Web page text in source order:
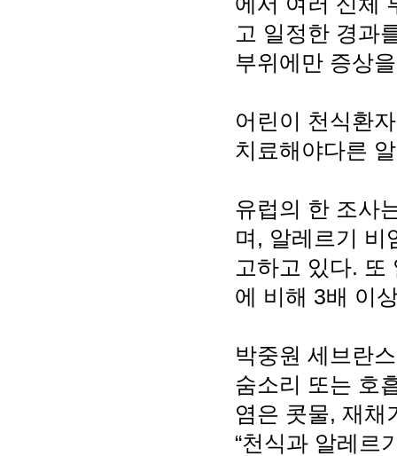
고 일정한 경과
부위에만 증상
어린이 천식환
치료해야다른
유럽의 한 조사
며, 알레르기 비
고하고 있다. 또
에 비해 3배 이
박중원 세브란
숨소리 또는 호
염은 콧물, 재채
“천식과 알레르